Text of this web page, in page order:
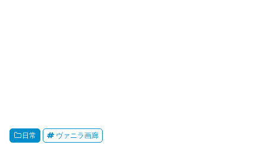
日常 ヴァニラ画廊